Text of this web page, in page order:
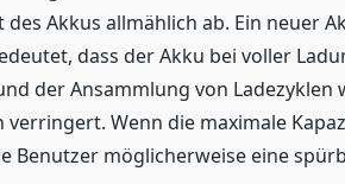
des Akkus allmählich ab. Ein neuer
dass der Akku bei voller
der Ansammlung von
verringert. Wenn die maximale
Benutzer möglicherweise eine